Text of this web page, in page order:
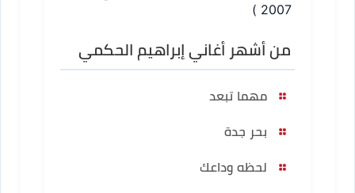
2007 )
من أشهر أغاني إبراهيم الحكمي
مهما تبعد
بحر جدة
لحظه وداعك